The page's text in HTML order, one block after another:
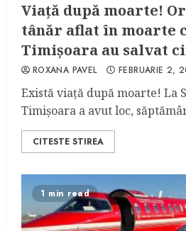
Viață după moarte!
tânăr aflat în moarte
Timișoara au salvat
ROXANA PAVEL FEBRUARIE 2,
Există viață după moarte! La
Timișoara a avut loc,
CITESTE STIREA
1 min read